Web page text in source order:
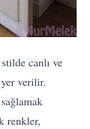
canlı ve
verilir.
renkler,